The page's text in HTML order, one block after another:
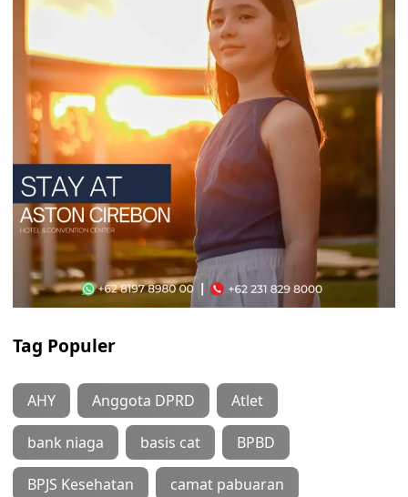
Tag Populer
AHY Anggota DPRD Atlet
bank niaga basis cat BPBD
BPJS Kesehatan camat pabuaran